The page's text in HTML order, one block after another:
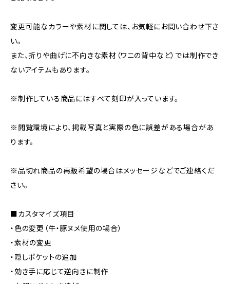
変更可能なカラーや素材に関しては、お気軽にお問い合わせ下さ
い。
また、折りや曲げに不向きな素材（ワニの背中など）では制作でき
ないアイテムもあります。
※制作している商品にはすべて刻印が入っています。
※閲覧環境により、掲載写真と実際の色に誤差がある場合があ
ります。
※品切れ商品の再販希望の場合はメッセージなどでご連絡くだ
さい。
■カスタマイズ項目
・色の変更（牛・豚ヌメ使用の場合）
・素材の変更
・隠しポケットの追加
・効き手に応じて逆向きに制作